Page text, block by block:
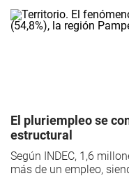
El pluriempleo se
estructural
Según INDEC, 1,6
más de un empleo,